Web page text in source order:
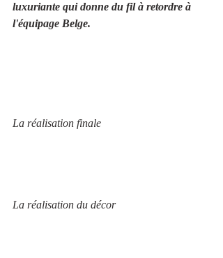
luxuriante qui donne du fil à retordre à
l'équipage Belge.
La réalisation finale
La réalisation du décor